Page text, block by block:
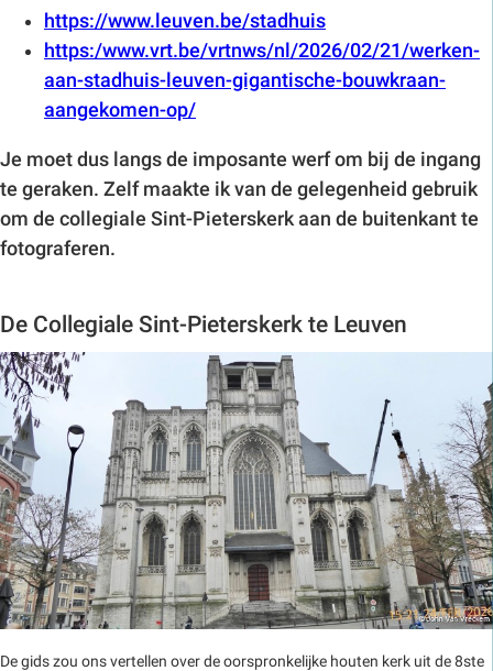
https://www.leuven.be/stadhuis
https:/www.vrt.be/vrtnws/nl/2026/02/21/werken-
aan-stadhuis-leuven-gigantische-bouwkraan-
aangekomen-op/
Je moet dus langs de imposante werf om bij de ingang
te geraken. Zelf maakte ik van de gelegenheid gebruik
om de collegiale Sint-Pieterskerk aan de buitenkant te
fotograferen.
De Collegiale Sint-Pieterskerk te Leuven
De gids zou ons vertellen over de oorspronkelijke houten kerk uit de 8ste